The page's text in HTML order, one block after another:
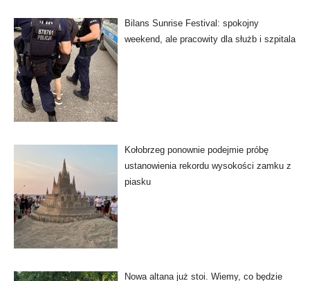
Bilans Sunrise Festival: spokojny
weekend, ale pracowity dla służb i szpitala
Kołobrzeg ponownie podejmie próbę
ustanowienia rekordu wysokości zamku z
piasku
Nowa altana już stoi. Wiemy, co będzie